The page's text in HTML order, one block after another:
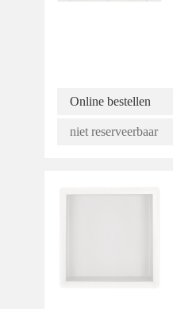
Online bestellen
niet reserveerbaar